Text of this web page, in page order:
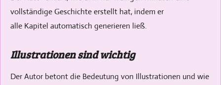
vollständige Geschichte erstellt hat, indem er
alle Kapitel automatisch generieren ließ.
Illustrationen sind wichtig
Der Autor betont die Bedeutung von Illustrationen und wie